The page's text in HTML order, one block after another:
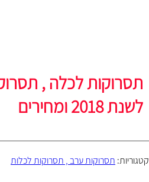
תסרוקות לכלה ,
לשנת 2018 ומחירים
קטגוריות: תסרוקות ערב , תסרוקות לכלות